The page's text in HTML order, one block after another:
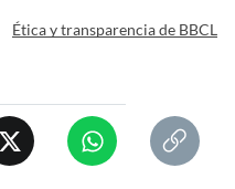
Ética y transparencia de BBCL